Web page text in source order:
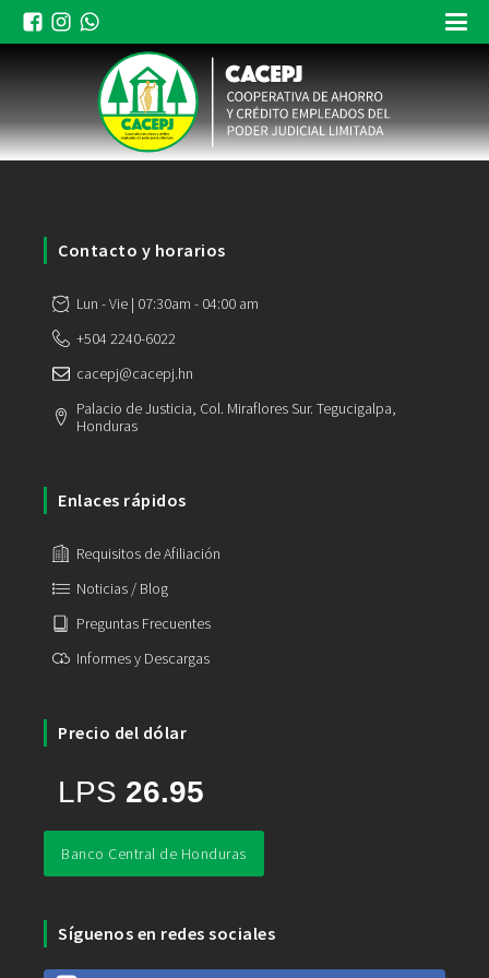
Contacto y horarios
Lun - Vie | 07:30am - 04:00 am
+504 2240-6022
cacepj@cacepj.hn
Palacio de Justicia, Col. Miraflores Sur. Tegucigalpa,
Honduras
Enlaces rápidos
Requisitos de Afiliación
Noticias / Blog
Preguntas Frecuentes
Informes y Descargas
Precio del dólar
Banco Central de Honduras
Síguenos en redes sociales